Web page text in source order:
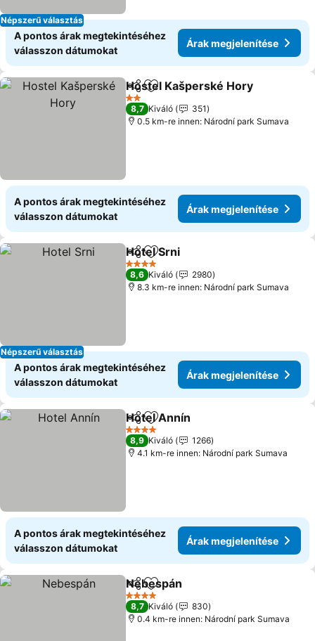
Népszerű választás
A pontos árak megtekintéséhez
válasszon dátumokat
Árak megjelenítése
Megosztás
Hozzáadás a kedvencekhez
Hostel Kašperské Hory
2 Kategória
8,7 Kiváló
351
0.5 km-re innen: Národní park Sumava
A pontos árak megtekintéséhez
válasszon dátumokat
Árak megjelenítése
Népszerű választás
Megosztás
Hozzáadás a kedvencekhez
Hotel Srni
4 Kategória
8,6 Kiváló
2980
8.3 km-re innen: Národní park Sumava
A pontos árak megtekintéséhez
válasszon dátumokat
Árak megjelenítése
Megosztás
Hozzáadás a kedvencekhez
Hotel Annín
4 Kategória
8,9 Kiváló
1266
4.1 km-re innen: Národní park Sumava
A pontos árak megtekintéséhez
válasszon dátumokat
Árak megjelenítése
Megosztás
Hozzáadás a kedvencekhez
Nebespán
4 Kategória
8,7 Kiváló
830
0.4 km-re innen: Národní park Sumava